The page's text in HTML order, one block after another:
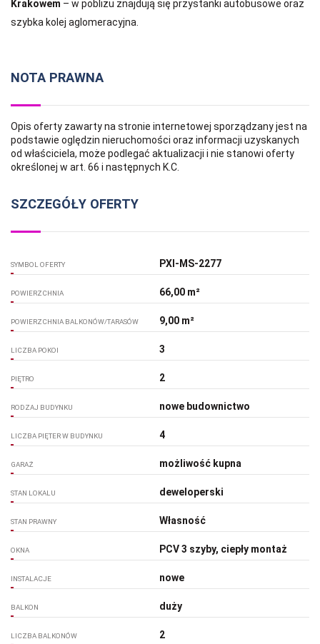
Krakowem – w pobliżu znajdują się przystanki autobusowe oraz
szybka kolej aglomeracyjna.
NOTA PRAWNA
Opis oferty zawarty na stronie internetowej sporządzany jest na
podstawie oględzin nieruchomości oraz informacji uzyskanych
od właściciela, może podlegać aktualizacji i nie stanowi oferty
określonej w art. 66 i następnych K.C.
SZCZEGÓŁY OFERTY
SYMBOL OFERTY PXI-MS-2277
POWIERZCHNIA 66,00 m²
POWIERZCHNIA BALKONÓW/TARASÓW 9,00 m²
LICZBA POKOI 3
PIĘTRO 2
RODZAJ BUDYNKU nowe budownictwo
LICZBA PIĘTER W BUDYNKU 4
GARAŻ możliwość kupna
STAN LOKALU deweloperski
STAN PRAWNY Własność
OKNA PCV 3 szyby, ciepły montaż
INSTALACJE nowe
BALKON duży
LICZBA BALKONÓW 2